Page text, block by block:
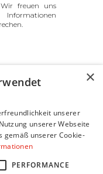
freuen uns
×
unserer
unserer Webseite
gemäß unserer Cookie-
PERFORMANCE